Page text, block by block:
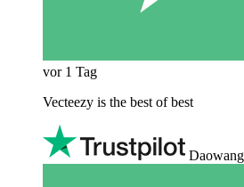
vor 1 Tag
Vecteezy is the best of best